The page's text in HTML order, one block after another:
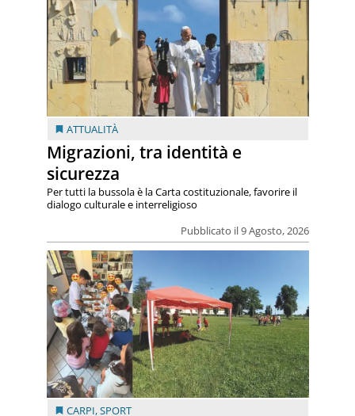
ATTUALITÀ
Migrazioni, tra identità e
sicurezza
Pubblicato il 9 Agosto, 2026
Per tutti la bussola è la Carta costituzionale, favorire il
dialogo culturale e interreligioso
CARPI,SPORT